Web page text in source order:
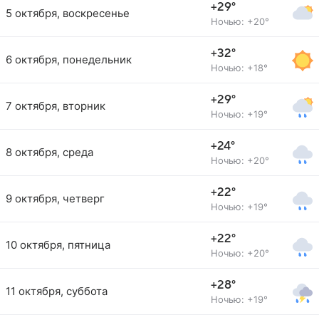
5 октября, воскресенье +29°
Ночью: +20°
6 октября, понедельник +32°
Ночью: +18°
7 октября, вторник +29°
Ночью: +19°
8 октября, среда +24°
Ночью: +20°
9 октября, четверг +22°
Ночью: +19°
10 октября, пятница +22°
Ночью: +20°
11 октября, суббота +28°
Ночью: +19°